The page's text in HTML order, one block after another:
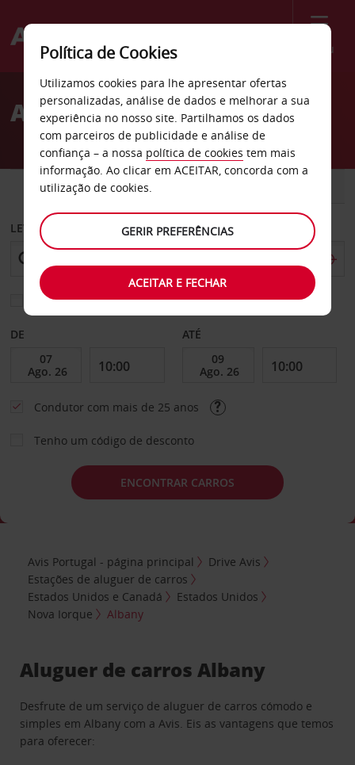
Menu
Welcome
AvisAluguer de carros Albany
CARRO
LEVANTAR EM
Escolher uma estação de devolução diferente
DE ATÉ
Condutor com mais de 25 anos
Tenho um código de desconto
ENCONTRAR CARROS
Avis Portugal - página principal
Drive Avis
Estações de aluguer de carros
Estados Unidos e Canadá
Estados Unidos
Nova Iorque
Albany
Aluguer de carros Albany
Desfrute de um serviço de aluguer de carros cómodo e
simples em Albany com a Avis. Eis as vantagens que temos
para oferecer:
Política de Cookies
Utilizamos cookies para lhe apresentar ofertas
personalizadas, análise de dados e melhorar a sua
experiência no nosso site. Partilhamos os dados
com parceiros de publicidade e análise de
confiança – a nossa política de cookies tem mais
informação. Ao clicar em ACEITAR, concorda com a
utilização de cookies.
GERIR PREFERÊNCIAS
ACEITAR E FECHAR